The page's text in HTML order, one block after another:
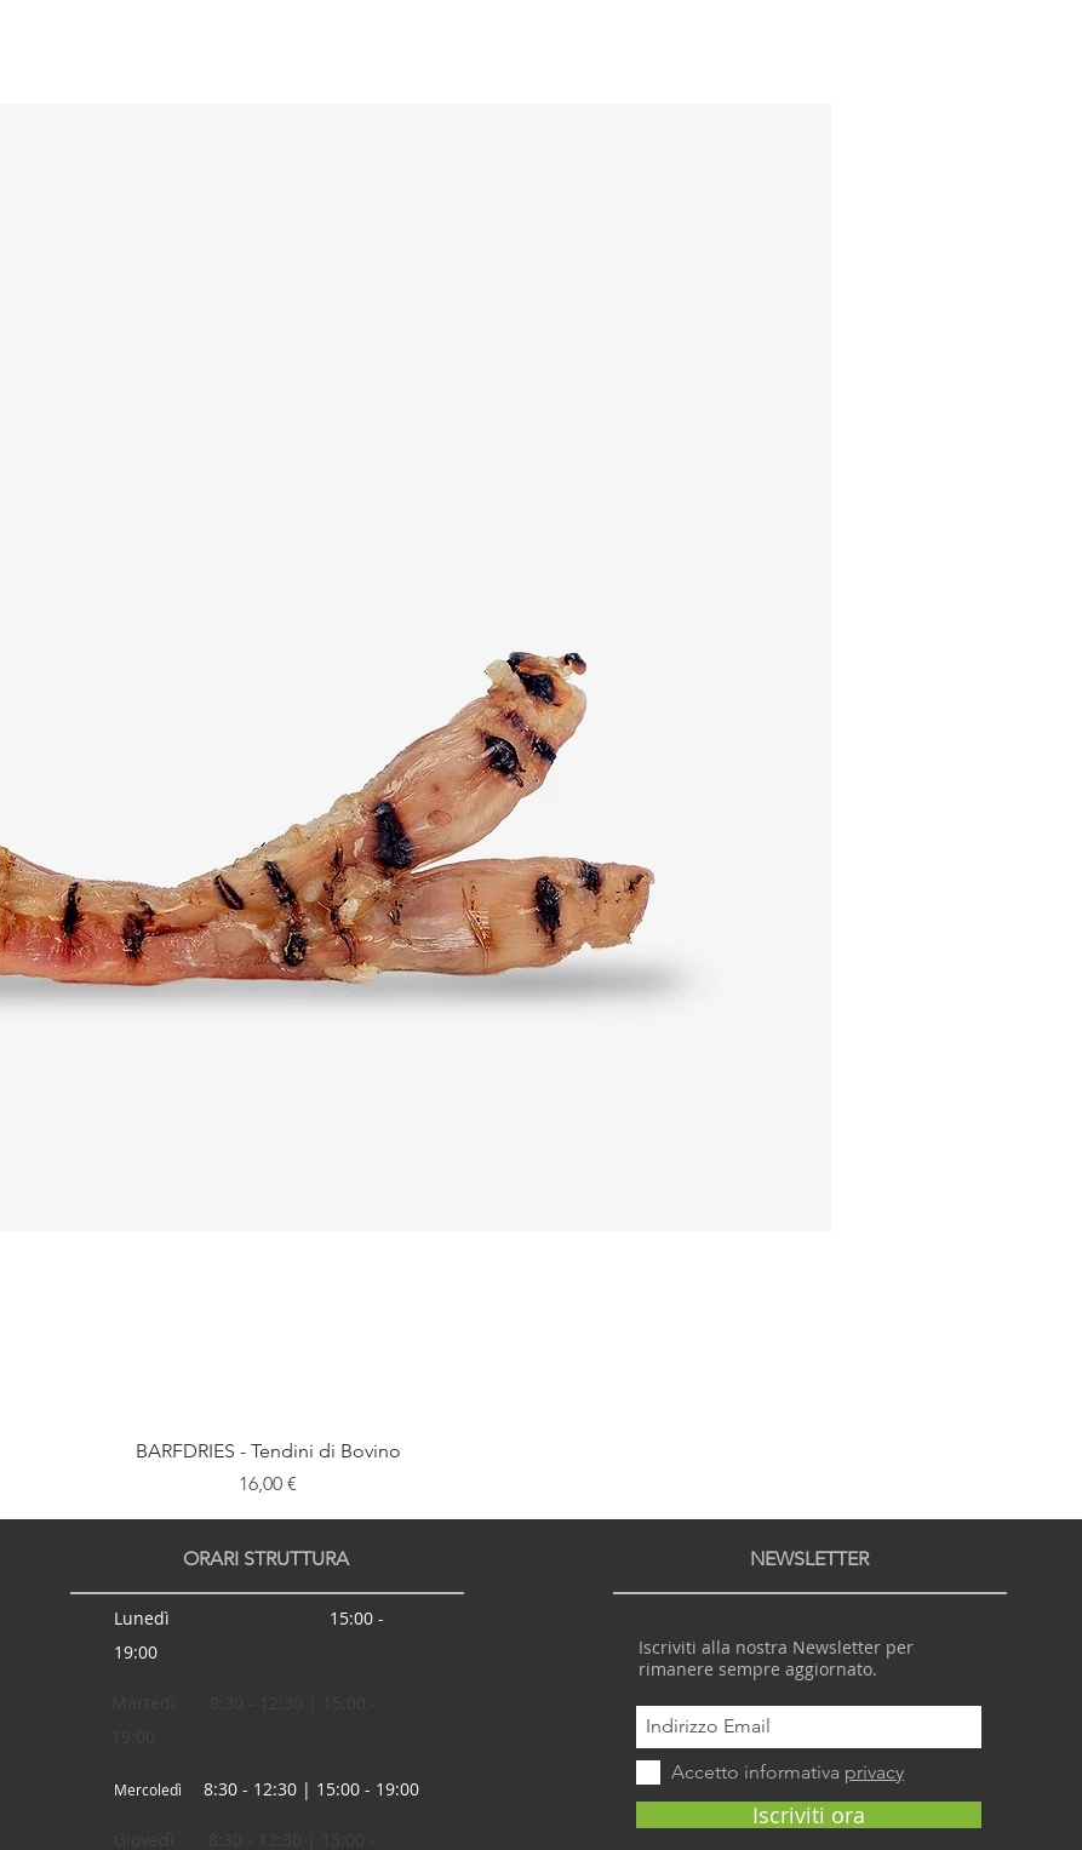
BARFDRIES - Tendini di Bovino
Prezzo
16,00 €
ORARI STRUTTURA
Lunedì 15:00 -
19:00
Mercoledì 8:30 - 12:30 | 15:00 - 19:00
NEWSLETTER
Iscriviti alla nostra Newsletter per
rimanere sempre aggiornato.
Accetto informativa privacy
Iscriviti ora